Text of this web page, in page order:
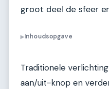
groot deel de sfeer
▶Inhoudsopgave
Traditionele
aan/uit-knop en